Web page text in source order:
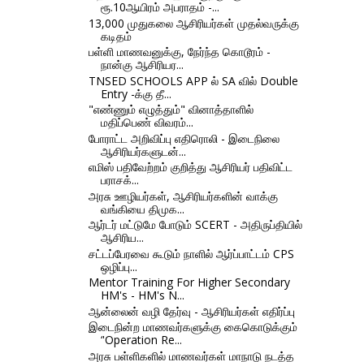
ரூ.10ஆயிரம் அபராதம் -...
13,000 முதுகலை ஆசிரியர்கள் முதல்வருக்கு
கடிதம்
பள்ளி மாணவனுக்கு, நேர்ந்த கொடூரம் -
நான்கு ஆசிரியர...
TNSED SCHOOLS APP ல் SA வில் Double
Entry -க்கு தீ...
"எண்ணும் எழுத்தும்" வினாத்தாளில்
மதிப்பெண் விவரம்...
போராட்ட அறிவிப்பு எதிரொலி - இடைநிலை
ஆசிரியர்களுடன்...
எமிஸ் பதிவேற்றம் குறித்து ஆசிரியர் பதிவிட்ட
பராசக்...
அரசு ஊழியர்கள், ஆசிரியர்களின் வாக்கு
வங்கியை திமுக...
ஆர்டர் மட்டுமே போடும் SCERT - அதிருப்தியில்
ஆசிரிய...
சட்டப்பேரவை கூடும் நாளில் ஆர்ப்பாட்டம் CPS
ஒழிப்பு...
Mentor Training For Higher Secondary
HM's - HM's N...
ஆன்லைன் வழி தேர்வு - ஆசிரியர்கள் எதிர்ப்பு
இடைநின்ற மாணவர்களுக்கு கைகொடுக்கும்
‘'Operation Re...
அரசு பள்ளிகளில் மாணவர்கள் மாநாடு நடத்த